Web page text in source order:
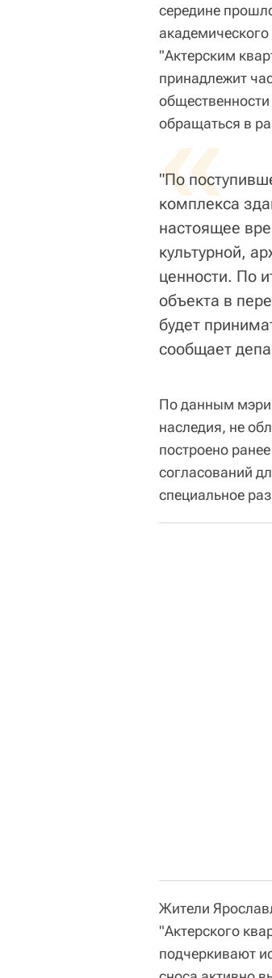
середине
"Актерским
принадлежит
обращаться в
«
"По
комплекса
настоящее
культурной,
ценности. По
объекта в
будет
сообщает
По данным
наследия, не
построено
согласований
специальное
Жители
"Актерского
подчеркивают